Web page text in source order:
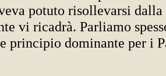
potuto risollevarsi dalla
vi ricadrà. Parliamo
principio dominante per i